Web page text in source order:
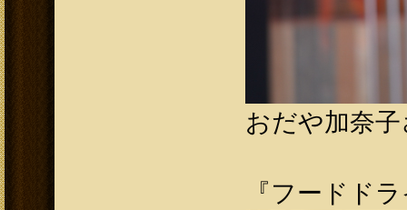
おだや加奈
『フードド